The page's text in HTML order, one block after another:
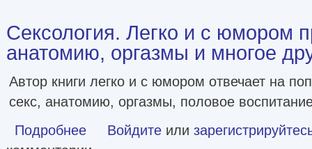
Сексология. Легко и с юмором
анатомию, оргазмы и многое
Автор книги легко и с юмором отвечает на
секс, анатомию, оргазмы, половое
Подробнее о Сексология. Легко и с юмором про секс, анатомию,
Войдите или